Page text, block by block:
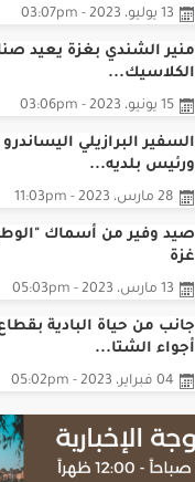
منير الشندي بغزة يعيد
الكلاسيك...
15 يونيو، 2023 - 03:06pm
السفير البرازيلي
ورئيس بلديه...
28 مارس، 2023 - 11:03pm
صيد وفير من أسماك
غزة
13 مارس، 2023 - 05:03pm
جانب من حياة البادية
أجواء الشتا...
04 فبراير، 2023 - 05:02pm